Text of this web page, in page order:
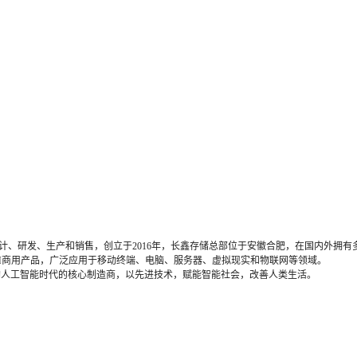
、研发、生产和销售，创立于2016年，长鑫存储总部位于安徽合肥，在国内外拥有
用产品，广泛应用于移动终端、电脑、服务器、虚拟现实和物联网等领域。
智能时代的核心制造商，以先进技术，赋能智能社会，改善人类生活。